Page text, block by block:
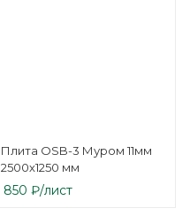
Плита OSB-3 Муром 11мм
2500х1250 мм
850 ₽/лист